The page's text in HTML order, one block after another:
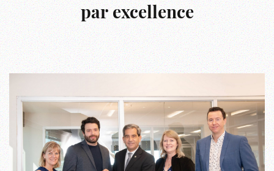
par excellence